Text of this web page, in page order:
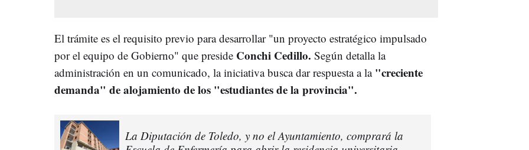
El trámite es el requisito previo para desarrollar "un proyecto estratégico impulsado
por el equipo de Gobierno" que preside Conchi Cedillo. Según detalla la
administración en un comunicado, la iniciativa busca dar respuesta a la "creciente
demanda" de alojamiento de los "estudiantes de la provincia".
La Diputación de Toledo, y no el Ayuntamiento, comprará la